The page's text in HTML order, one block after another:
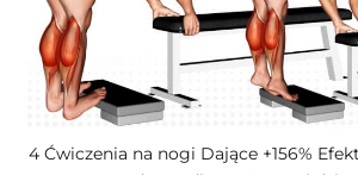
4 Ćwiczenia na nogi Dające +156%